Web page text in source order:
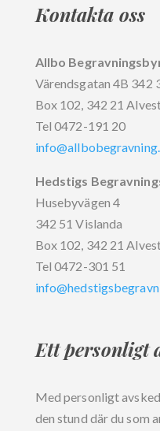
Kontakta oss
Allbo
Värendsgatan 4B 342
Box 102, 342 21
Tel 0472-191 20
Hedstigs
Husebyvägen 4
342 51 Vislanda
Box 102, 342 21
Tel 0472-301 51
Ett personligt
Med personligt
den stund där du som